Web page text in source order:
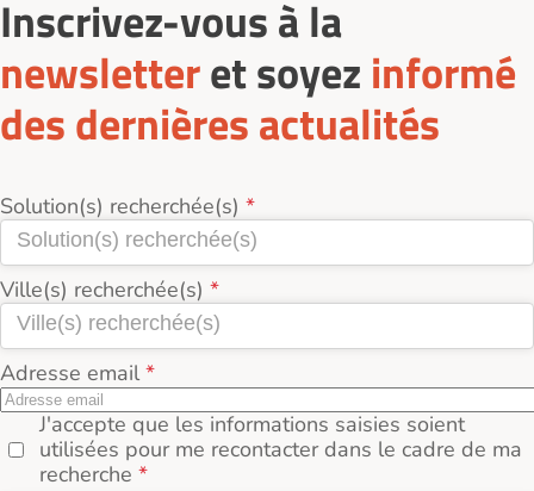
Inscrivez-vous à la
newsletteret soyez informé
des dernières actualités
Solution(s) recherchée(s)
Ville(s) recherchée(s)
Adresse email
J'accepte que les informations saisies soient
utilisées pour me recontacter dans le cadre de ma
recherche